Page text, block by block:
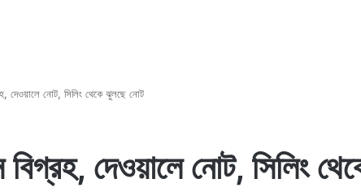
দেওয়ালে নোট, সিলিং থেকে ঝুলছে নোট
দেওয়ালে নোট, সিলিং